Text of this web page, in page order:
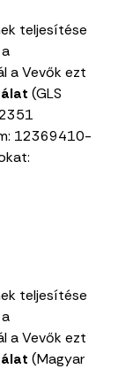
teljesítése
a Vevők ezt
(GLS
12369410-
teljesítése
a Vevők ezt
(Magyar